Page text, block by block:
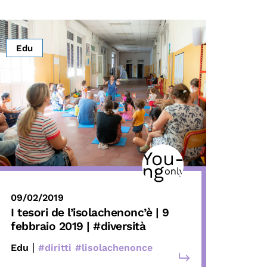
Edu
09/02/2019
I tesori de l’isolachenonc’è | 9
febbraio 2019 | #diversità
Edu | #diritti #lisolachenonce